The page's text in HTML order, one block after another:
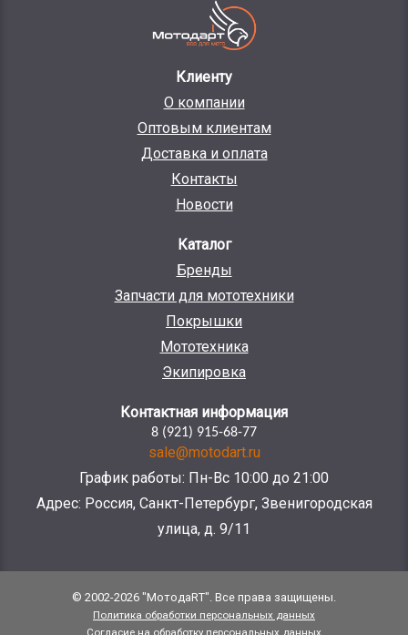
Клиенту
О компании
Оптовым клиентам
Доставка и оплата
Контакты
Новости
Каталог
Бренды
Запчасти для мототехники
Покрышки
Мототехника
Экипировка
Контактная информация
8 (921) 915-68-77
sale@motodart.ru
График работы: Пн-Вс 10:00 до 21:00
Адрес: Россия, Санкт-Петербург, Звенигородская
улица, д. 9/11
© 2002-2026 "МотодаRT". Все права защищены.
Политика обработки персональных данных